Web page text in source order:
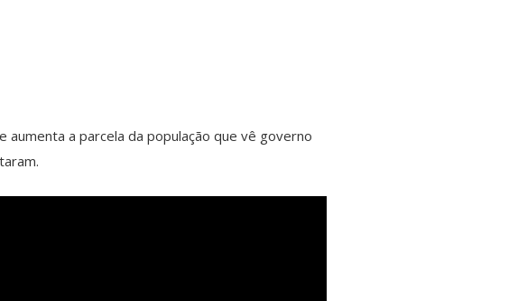
aumenta a parcela da população que vê governo